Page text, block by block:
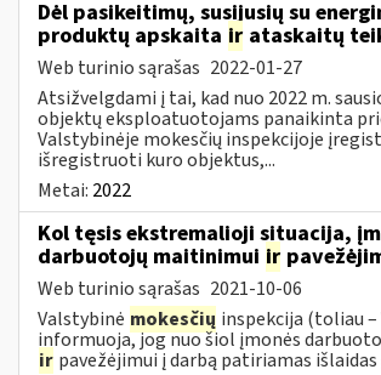
Dėl pasikeitimų, susijusių su
produktų apskaita ir ataskaitų
Web turinio sąrašas 2022-01-27
Atsižvelgdami į tai, kad nuo 2022 m.
objektų eksploatuotojams panaikinta
Valstybinėje mokesčių inspekcijoje
išregistruoti kuro objektus,...
Metai: 2022
Kol tęsis ekstremalioji situacija,
darbuotojų maitinimui ir
Web turinio sąrašas 2021-10-06
Valstybinė mokesčių inspekcija (toliau –
informuoja, jog nuo šiol įmonės
ir pavežėjimui į darbą patiriamas išlaidas